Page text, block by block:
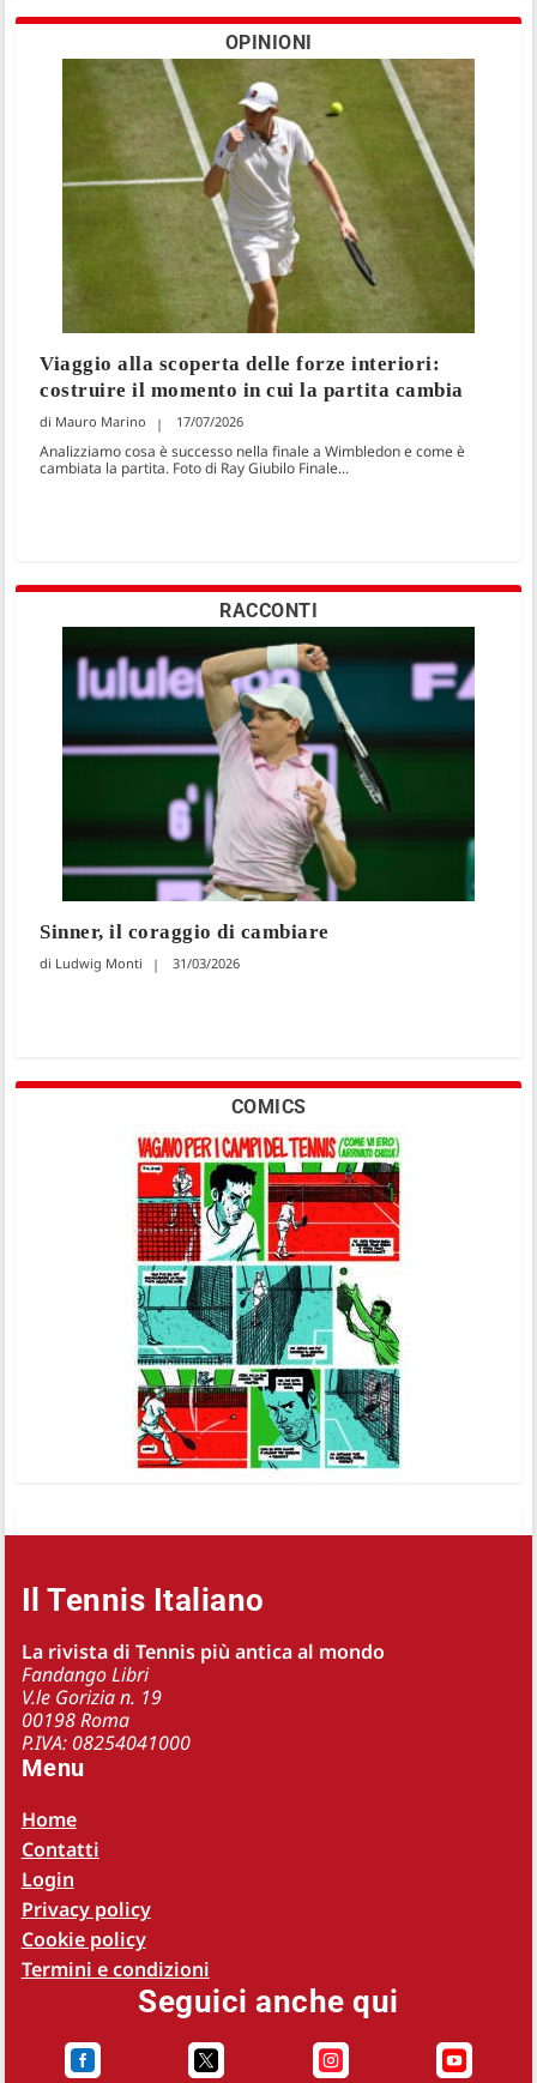
OPINIONI
Viaggio alla scoperta delle forze interiori:
costruire il momento in cui la partita cambia
Mauro Marino 17/07/2026
Analizziamo cosa è successo nella finale a Wimbledon e come è
cambiata la partita. Foto di Ray Giubilo Finale...
RACCONTI
Sinner, il coraggio di cambiare
Ludwig Monti 31/03/2026
COMICS
Il Tennis Italiano
La rivista di Tennis più antica al mondo
Fandango Libri
V.le Gorizia n. 19
00198 Roma
P.IVA: 08254041000
Menu
Home
Contatti
Login
Privacy policy
Cookie policy
Termini e condizioni
Seguici anche qui
   